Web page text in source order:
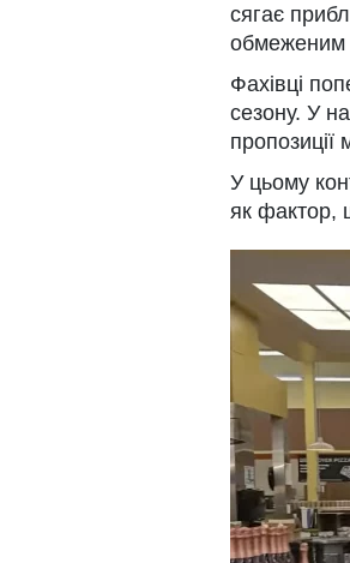
сягає
обмеженим
Фахівці
сезону. У
У цьому
як фактор,